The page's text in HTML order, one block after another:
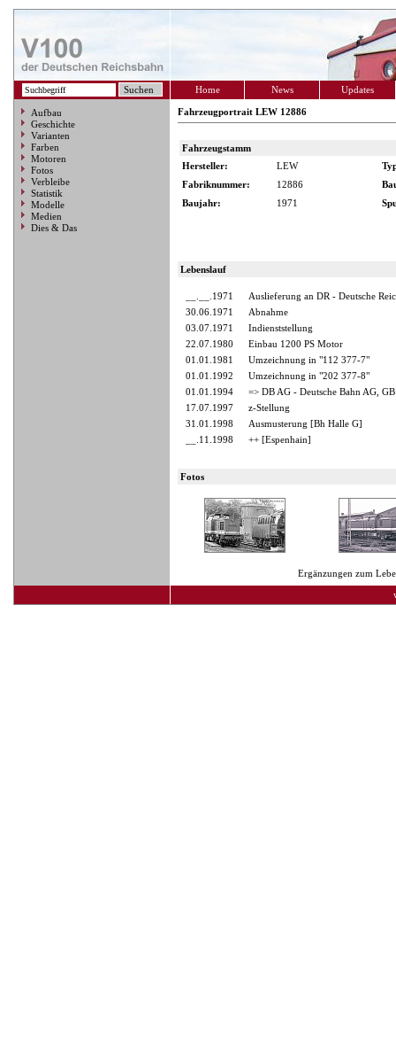
Home News Updates
Aufbau
Geschichte
Varianten
Farben
Motoren
Fotos
Verbleibe
Statistik
Modelle
Medien
Dies & Das
Fahrzeugportrait LEW 12886
Fahrzeugstamm
Hersteller:
LEW
Fabriknummer:
12886
Baujahr:
1971
Lebenslauf
__.__.1971
Auslieferung an DR - Deutsche
30.06.1971
Abnahme
03.07.1971
Indienststellung
22.07.1980
Einbau 1200 PS Motor
01.01.1981
Umzeichnung in "112 377-7"
01.01.1992
Umzeichnung in "202 377-8"
01.01.1994
=> DB AG - Deutsche Bahn AG,
17.07.1997
z-Stellung
31.01.1998
Ausmusterung [Bh Halle G]
__.11.1998
++ [Espenhain]
Fotos
Ergänzungen zum